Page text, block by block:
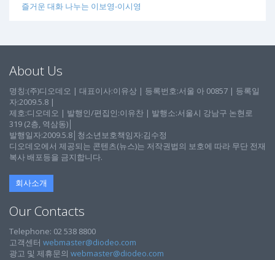
즐거운 대화 나누는 이보영-이시영
About Us
명칭:(주)디오데오 | 대표이사:이유상 | 등록번호:서울 아 00857 | 등록일
자:2009.5.8 |
제호:디오데오 | 발행인/편집인:이유찬 | 발행소:서울시 강남구 논현로
319 (2층, 역삼동)│
발행일자:2009.5.8│청소년보호책임자:김수정
디오데오에서 제공되는 콘텐츠(뉴스)는 저작권법의 보호에 따라 무단 전재
복사 배포등을 금지합니다.
회사소개
Our Contacts
Telephone: 02 538 8800
고객센터 webmaster@diodeo.com
광고 및 제휴문의 webmaster@diodeo.com